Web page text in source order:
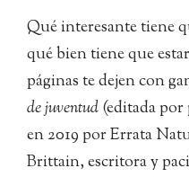
Qué interesante tiene
qué bien tiene que
páginas te dejen con
de juventud(editada por
en 2019 por Errata
Brittain, escritora y